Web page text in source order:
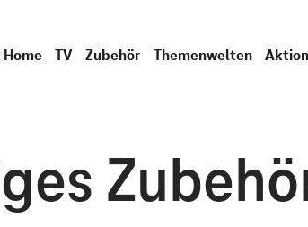
TV Zubehör Themenwelten